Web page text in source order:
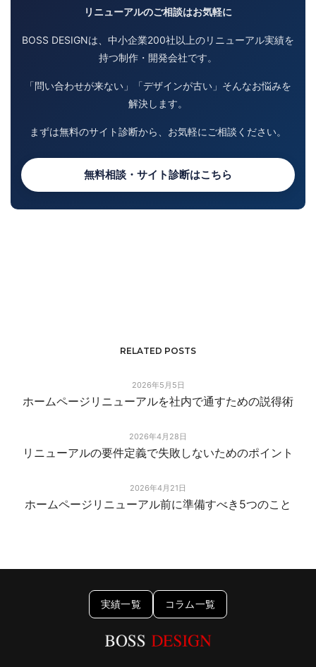
リニューアルのご相談はお気軽に
BOSS DESIGNは、中小企業200社以上のリニューアル実績を
持つ制作・開発会社です。
「問い合わせが来ない」「デザインが古い」そんなお悩みを
解決します。
まずは無料のサイト診断から、お気軽にご相談ください。
無料相談・サイト診断はこちら
RELATED POSTS
2026年5月5日
ホームページリニューアルを社内で通すための説得術
2026年4月28日
リニューアルの要件定義で失敗しないためのポイント
2026年4月21日
ホームページリニューアル前に準備すべき5つのこと
実績一覧 コラム一覧